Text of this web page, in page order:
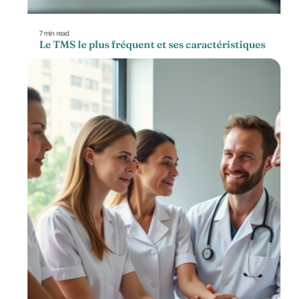
7 min read
Le TMS le plus fréquent et ses caractéristiques